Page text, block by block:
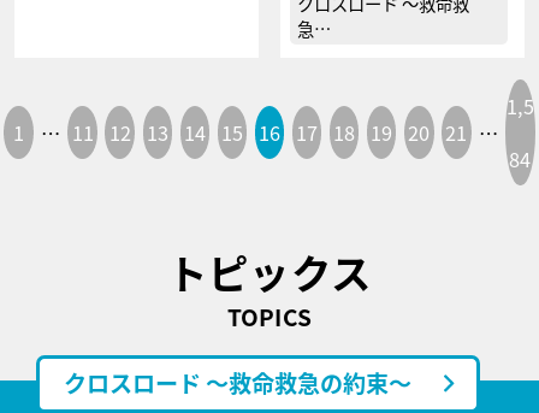
急…
1 … 11 12 13 14 15 16 17 18 19 20 21 …
1,5
84
トピックス
TOPICS
クロスロード ～救命救急の約束～